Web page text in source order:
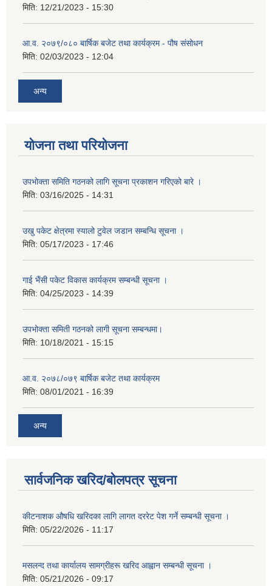
मिति: 12/21/2023 - 15:30
आ.व. २०७९/०८० बार्षिक बजेट तथा कार्यक्रम - पौष संसोधन
मिति: 02/03/2023 - 12:04
अन्य
योजना तथा परियोजना
उपभोक्ता समिति गठनको लागि सूचना प्रकाशन गरिएको बारे ।
मिति: 03/16/2025 - 14:31
उखु पकेट क्षेत्रमा स्यालो टुवेल जडान सम्बन्धि सूचना ।
मिति: 05/17/2023 - 17:46
गाई भैंसी पकेट विकास कार्यक्रम सम्बन्धी सूचना ।
मिति: 04/25/2023 - 14:39
उपभोक्ता समिती गठनको लागी सूचना सम्बन्धमा।
मिति: 10/18/2021 - 15:15
आ.व. २०७८/०७९ बार्षिक बजेट तथा कार्यक्रम
मिति: 08/01/2021 - 16:39
अन्य
सार्वजनिक खरिद/बोलपत्र सूचना
कीटनाशक औषधि खरिदका लागि लागत दररेट पेश गर्ने सम्बन्धी सूचना ।
मिति: 05/22/2026 - 11:17
मसलन्द तथा कार्यालय सामग्रीहरू खरिद आह्वान सम्बन्धी सूचना ।
मिति: 05/21/2026 - 09:17